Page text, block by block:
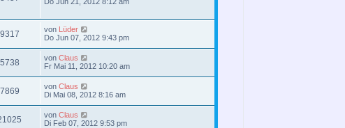
von Lüder
Do Jun 07, 2012 9:43 pm
von Claus
Fr Mai 11, 2012 10:20 am
von Claus
Di Mai 08, 2012 8:16 am
von Claus
Di Feb 07, 2012 9:53 pm